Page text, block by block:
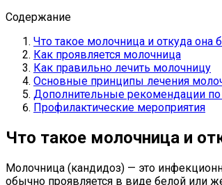
Содержание
Что такое молочница и откуда она
Как проявляется молочница
Как правильно лечить молочницу
Основные принципы лечения
Дополнительные рекомендации
Профилактические мероприятия
Что такое молочница и
Молочница (кандидоз) — это
обычно проявляется в виде белой или